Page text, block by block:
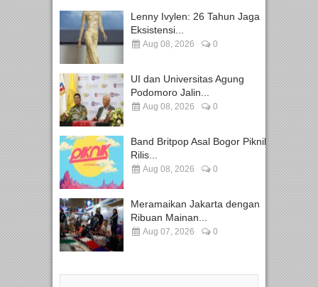
Lenny Ivylen: 26 Tahun Jaga
Eksistensi...
Aug 08, 2026 0
UI dan Universitas Agung
Podomoro Jalin...
Aug 08, 2026 0
Band Britpop Asal Bogor Piknik
Rilis...
Aug 08, 2026 0
Meramaikan Jakarta dengan
Ribuan Mainan...
Aug 07, 2026 0